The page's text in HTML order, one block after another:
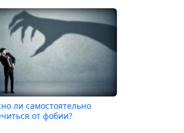
ли самостоятельно
от фобии?